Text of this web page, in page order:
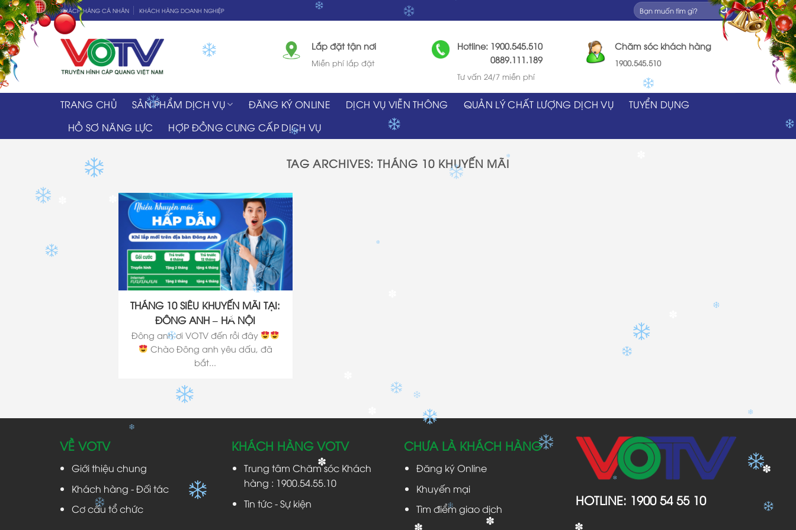
Skip
to
content
KHÁCH HÀNG CÁ NHÂN KHÁCH HÀNG DOANH NGHIỆP
Lắp đặt tận nơi
Miễn phí lắp đặt
Hotline: 1900.545.510
0889.111.189
Tư vấn 24/7 miễn phí
Chăm sóc khách hàng
1900.545.510
TRANG CHỦ SẢN PHẨM DỊCH VỤ ĐĂNG KÝ ONLINE DỊCH VỤ VIỄN THÔNG QUẢN LÝ CHẤT LƯỢNG DỊCH VỤ
TUYỂN DỤNG
HỒ SƠ NĂNG LỰC
HỢP ĐỒNG CUNG CẤP DỊCH VỤ
TAG ARCHIVES: THÁNG 10 KHUYẾN MÃI
THÁNG 10 SIÊU KHUYẾN MÃI TẠI:
ĐÔNG ANH – HÀ NỘI
Đông anh ơi VOTV đến rồi đây
Chào Đông anh yêu dấu, đã
bắt...
VỀ VOTV
Giới thiệu chung
Khách hàng - Đối tác
Cơ cấu tổ chức
KHÁCH HÀNG VOTV
Trung tâm Chăm sóc Khách
hàng : 1900.54.55.10
Tin tức - Sự kiện
CHƯA LÀ KHÁCH HÀNG
Đăng ký Online
Khuyến mại
Tìm điểm giao dịch
HOTLINE: 1900 54 55 10
✽
✽
✽
✽
✽
✽